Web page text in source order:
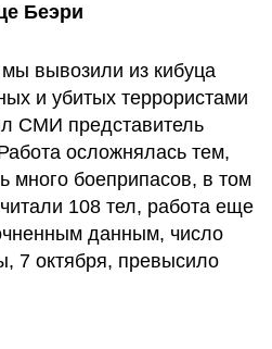
Беэри
вывозили из кибуца
и убитых террористами
СМИ представитель
осложнялась тем,
много боеприпасов, в том
108 тел, работа еще
данным, число
7 октября, превысило